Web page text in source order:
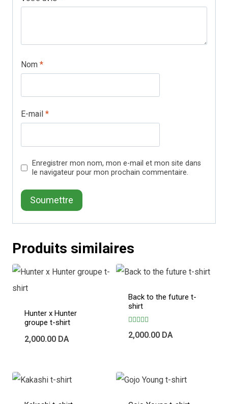
Nom *
E-mail *
Enregistrer mon nom, mon e-mail et mon site dans
le navigateur pour mon prochain commentaire.
Produits similaires
Hunter x Hunter
groupe t-shirt
2,000.00 DA
Back to the future t-
shirt
Note
5.00
2,000.00 DA